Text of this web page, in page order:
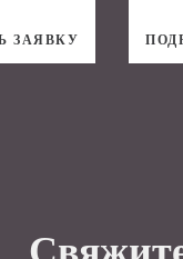
ЗАЯВКУ